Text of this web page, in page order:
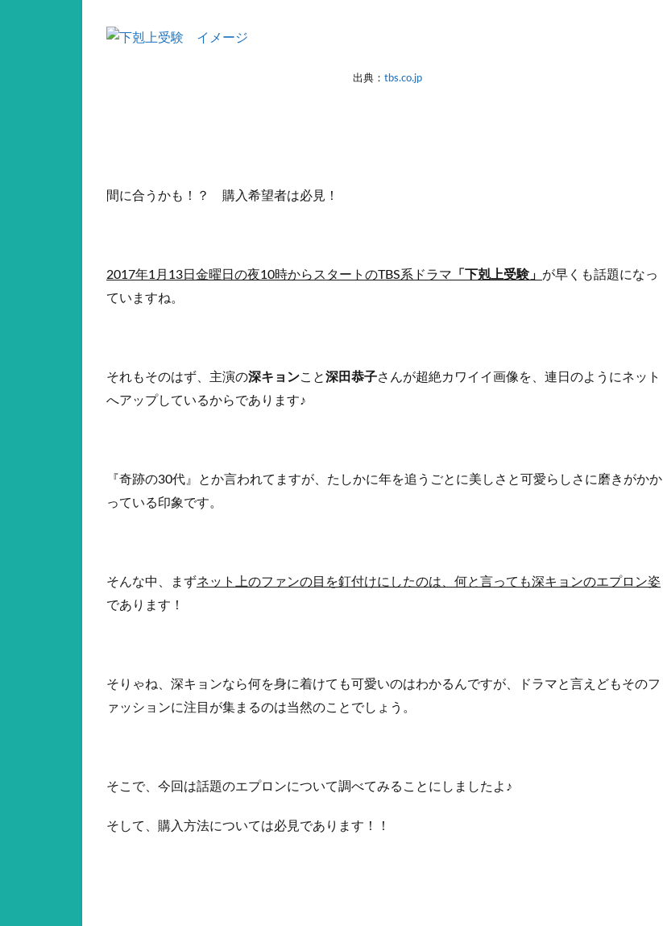
出典： tbs.co.jp
間に合うかも！？ 購入希望者は必見！
2017年1月13日金曜日の夜10時からスタートのTBS系ドラマ 「下剋上受験」 が早くも話題になっ
ていますね。
それもそのはず、主演の深キョンこと深田恭子さんが超絶カワイイ画像を、連日のようにネット
へアップしているからであります♪
『奇跡の30代』とか言われてますが、たしかに年を追うごとに美しさと可愛らしさに磨きがかか
っている印象です。
そんな中、まずネット上のファンの目を釘付けにしたのは、何と言っても深キョンのエプロン姿
であります！
そりゃね、深キョンなら何を身に着けても可愛いのはわかるんですが、ドラマと言えどもそのフ
ァッションに注目が集まるのは当然のことでしょう。
そこで、今回は話題のエプロンについて調べてみることにしましたよ♪
そして、購入方法については必見であります！！